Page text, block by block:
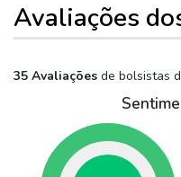
Avaliações
35 Avaliações de bolsistas